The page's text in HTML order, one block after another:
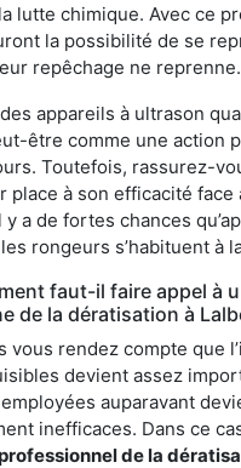
lutte chimique. Avec ce
la possibilité de se
repêchage ne reprenne.
des appareils à ultrason
être comme une action
Toutefois, rassurez-
place à son efficacité face
y a de fortes chances
rongeurs s’habituent à
faut-il faire appel à
de la dératisation à
vous rendez compte que
devient assez
auparavant
inefficaces. Dans ce
de la